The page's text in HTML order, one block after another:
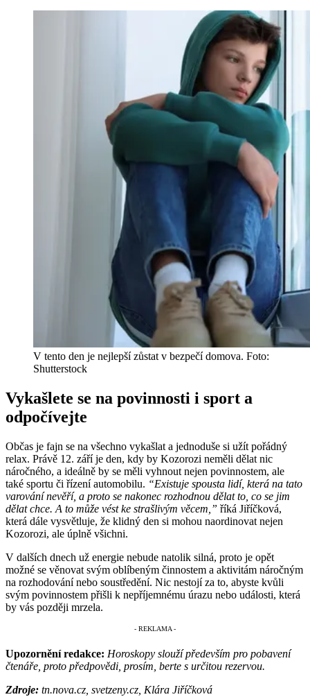
V tento den je nejlepší zůstat v bezpečí domova. Foto:
Shutterstock
Vykašlete se na povinnosti i sport a
odpočívejte
Občas je fajn se na všechno vykašlat a jednoduše si užít pořádný
relax. Právě 12. září je den, kdy by Kozorozi neměli dělat nic
náročného, a ideálně by se měli vyhnout nejen povinnostem, ale
také sportu či řízení automobilu. “Existuje spousta lidí, která na tato
varování nevěří, a proto se nakonec rozhodnou dělat to, co se jim
dělat chce. A to může vést ke strašlivým věcem,” říká Jiříčková,
která dále vysvětluje, že klidný den si mohou naordinovat nejen
Kozorozi, ale úplně všichni.
V dalších dnech už energie nebude natolik silná, proto je opět
možné se věnovat svým oblíbeným činnostem a aktivitám náročným
na rozhodování nebo soustředění. Nic nestojí za to, abyste kvůli
svým povinnostem přišli k nepříjemnému úrazu nebo události, která
by vás později mrzela.
Upozornění redakce: Horoskopy slouží především pro pobavení
čtenáře, proto předpovědi, prosím, berte s určitou rezervou.
Zdroje: tn.nova.cz, svetzeny.cz, Klára Jiříčková